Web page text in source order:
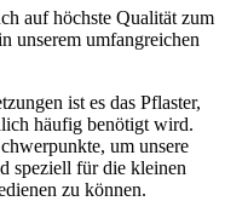
auf höchste Qualität zum
unserem umfangreichen
ist es das Pflaster,
häufig benötigt wird.
um unsere
speziell für die kleinen
zu können.